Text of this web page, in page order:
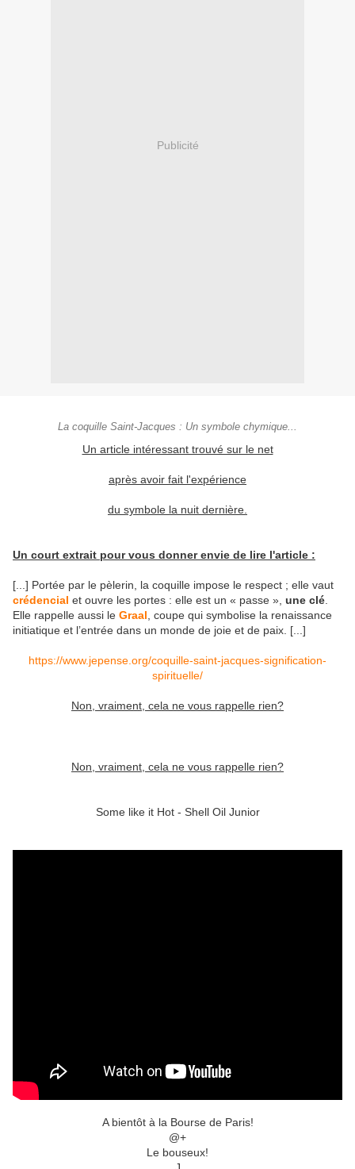
Publicité
La coquille Saint-Jacques : Un symbole chymique...
Un article intéressant trouvé sur le net
après avoir fait l'expérience
du symbole la nuit dernière.
Un court extrait pour vous donner envie de lire l'article :
[...] Portée par le pèlerin, la coquille impose le respect ; elle vaut
crédencial et ouvre les portes : elle est un « passe », une clé
Elle rappelle aussi le Graal , coupe qui symbolise la renaissance
initiatique et l’entrée dans un monde de joie et de paix. [...]
https://www.jepense.org/coquille-saint-jacques-signification-
spirituelle/
Non, vraiment, cela ne vous rappelle rien?
Non, vraiment, cela ne vous rappelle rien?
Some like it Hot - Shell Oil Junior
A bientôt à la Bourse de Paris!
@+
Le bouseux!